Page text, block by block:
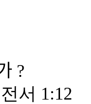
?
서 1:12